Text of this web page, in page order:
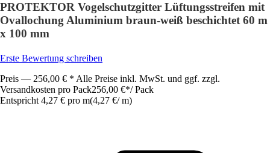
PROTEKTOR Vogelschutzgitter Lüftungsstreifen mit
Ovallochung Aluminium braun-weiß beschichtet 60 m
x 100 mm
Erste Bewertung schreiben
Preis — 256,00 € * Alle Preise inkl. MwSt. und ggf. zzgl.
Versandkosten pro Pack256,00 €*/ Pack
Entspricht 4,27 € pro m(4,27 €/ m)